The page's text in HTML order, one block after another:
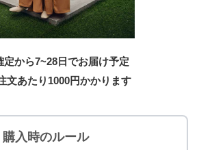
定から7~28日でお届け予定
文あたり 1000円かかります
購入時のルール